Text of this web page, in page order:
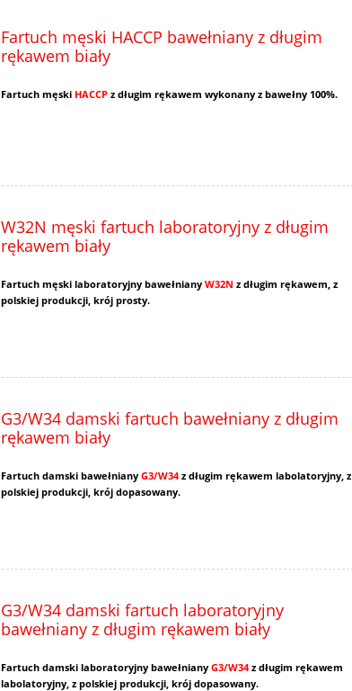
Fartuch męski HACCP bawełniany z długim
rękawem biały
Fartuch męski HACCP z długim rękawem wykonany z bawełny 100%.
W32N męski fartuch laboratoryjny z długim
rękawem biały
Fartuch męski laboratoryjny bawełniany W32N z długim rękawem, z
polskiej produkcji, krój prosty.
G3/W34 damski fartuch bawełniany z długim
rękawem biały
Fartuch damski bawełniany G3/W34z długim rękawem labolatoryjny, z
polskiej produkcji, krój dopasowany.
G3/W34 damski fartuch laboratoryjny
bawełniany z długim rękawem biały
Fartuch damski laboratoryjny bawełniany G3/W34z długim rękawem
labolatoryjny, z polskiej produkcji, krój dopasowany.